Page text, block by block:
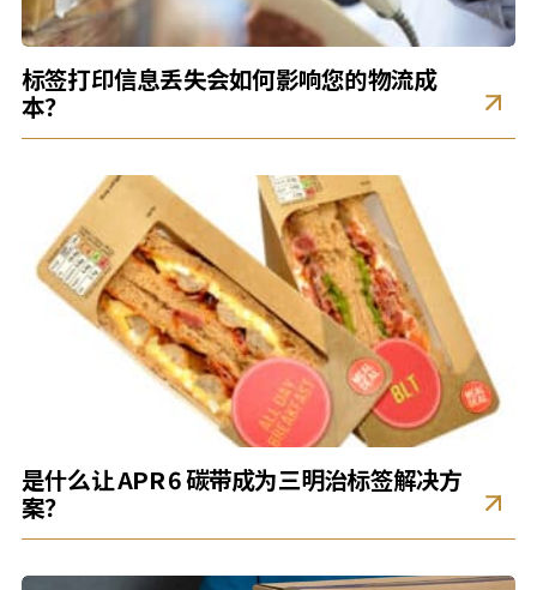
标签打印信息丢失会如何影响您的物流成
本？
是什么让 APR 6 碳带成为三明治标签解决方
案？